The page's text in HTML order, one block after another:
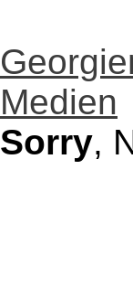
Medien
Sorry,